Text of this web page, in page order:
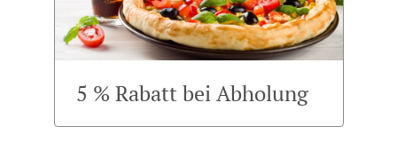
5 % Rabatt bei Abholung